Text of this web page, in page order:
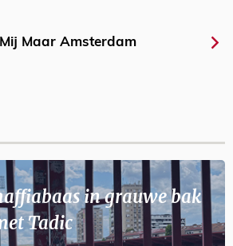
Maar Amsterdam
in grauwe bak
Tadic